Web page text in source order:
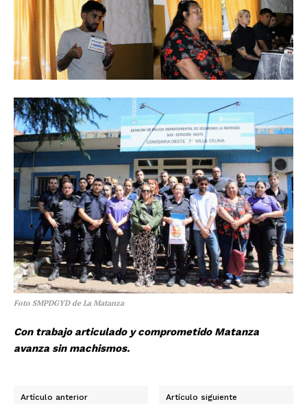
Foto SMPDGYD de La Matanza
Con trabajo articulado y comprometido Matanza
avanza sin machismos.
Artículo anterior Artículo siguiente